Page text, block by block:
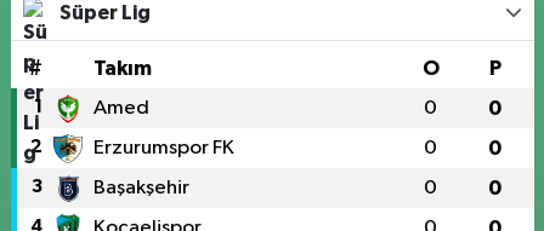
Süper Lig
# Takım O P
1 Amed 0 0
2 Erzurumspor FK 0 0
3 Başakşehir 0 0
4